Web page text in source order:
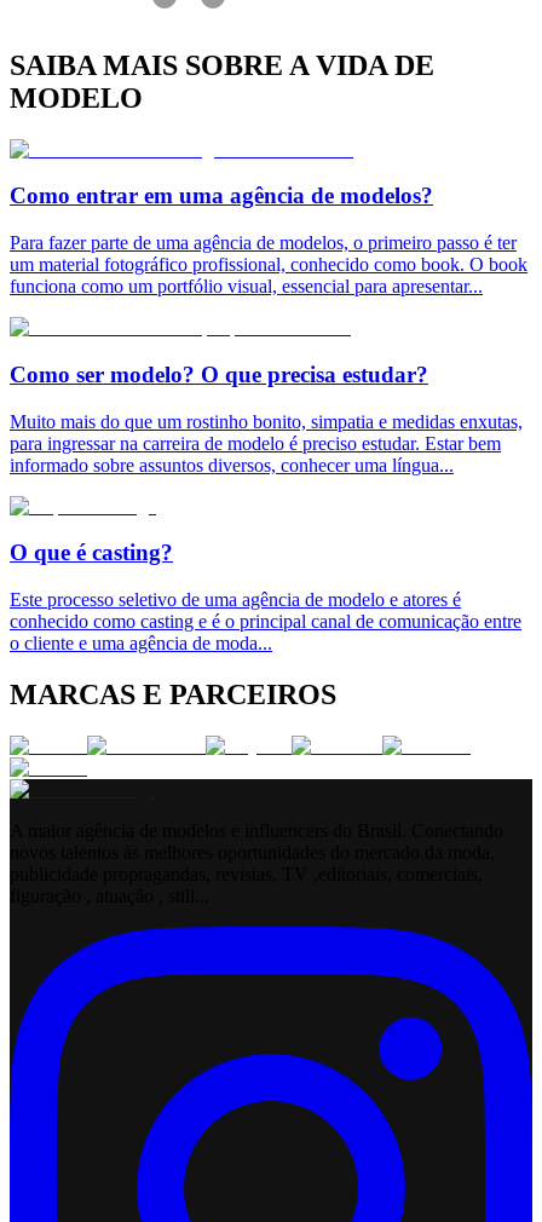
SAIBA MAIS SOBRE A VIDA DE
MODELO
Como entrar em uma agência de modelos?
Para fazer parte de uma agência de modelos, o primeiro passo é ter
um material fotográfico profissional, conhecido como book. O book
funciona como um portfólio visual, essencial para apresentar...
Como ser modelo? O que precisa estudar?
Muito mais do que um rostinho bonito, simpatia e medidas enxutas,
para ingressar na carreira de modelo é preciso estudar. Estar bem
informado sobre assuntos diversos, conhecer uma língua...
O que é casting?
Este processo seletivo de uma agência de modelo e atores é
conhecido como casting e é o principal canal de comunicação entre
o cliente e uma agência de moda...
MARCAS E PARCEIROS